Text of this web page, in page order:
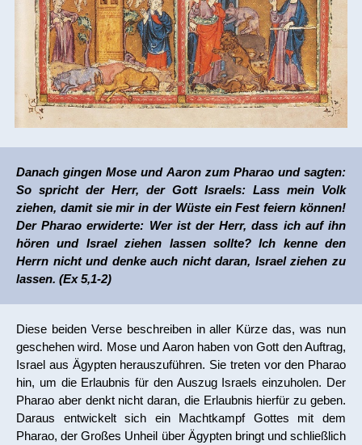
Danach gingen Mose und Aaron zum Pharao und sagten:
So spricht der Herr, der Gott Israels: Lass mein Volk
ziehen, damit sie mir in der Wüste ein Fest feiern können!
Der Pharao erwiderte: Wer ist der Herr, dass ich auf ihn
hören und Israel ziehen lassen sollte? Ich kenne den
Herrn nicht und denke auch nicht daran, Israel ziehen zu
lassen. (Ex 5,1-2)
Diese beiden Verse beschreiben in aller Kürze das, was nun
geschehen wird. Mose und Aaron haben von Gott den Auftrag,
Israel aus Ägypten herauszuführen. Sie treten vor den Pharao
hin, um die Erlaubnis für den Auszug Israels einzuholen. Der
Pharao aber denkt nicht daran, die Erlaubnis hierfür zu geben.
Daraus entwickelt sich ein Machtkampf Gottes mit dem
Pharao, der Großes Unheil über Ägypten bringt und schließlich